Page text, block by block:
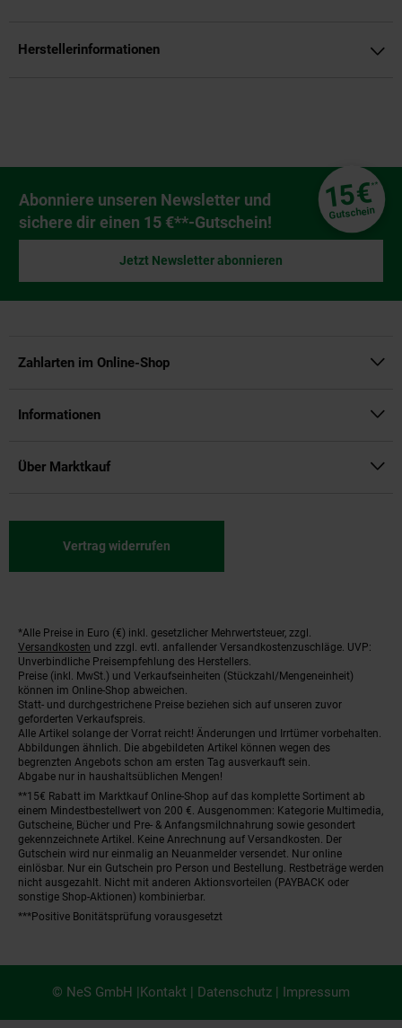
Herstellerinformationen
Newsletter Anmeldung
Abonniere unseren Newsletter und
sichere dir einen 15 €**-Gutschein!
15€**
Gutschein
Jetzt Newsletter abonnieren
Zahlarten im Online-Shop
Informationen
Über Marktkauf
Vertrag widerrufen
Fußnoten
*Alle Preise in Euro (€) inkl. gesetzlicher Mehrwertsteuer, zzgl.
Versandkosten und zzgl. evtl. anfallender Versandkostenzuschläge. UVP:
Unverbindliche Preisempfehlung des Herstellers.
Preise (inkl. MwSt.) und Verkaufseinheiten (Stückzahl/Mengeneinheit)
können im Online-Shop abweichen.
Statt- und durchgestrichene Preise beziehen sich auf unseren zuvor
geforderten Verkaufspreis.
Alle Artikel solange der Vorrat reicht! Änderungen und Irrtümer vorbehalten.
Abbildungen ähnlich. Die abgebildeten Artikel können wegen des
begrenzten Angebots schon am ersten Tag ausverkauft sein.
Abgabe nur in haushaltsüblichen Mengen!
**15€ Rabatt im Marktkauf Online-Shop auf das komplette Sortiment ab
einem Mindestbestellwert von 200 €. Ausgenommen: Kategorie Multimedia,
Gutscheine, Bücher und Pre- & Anfangsmilchnahrung sowie gesondert
gekennzeichnete Artikel. Keine Anrechnung auf Versandkosten. Der
Gutschein wird nur einmalig an Neuanmelder versendet. Nur online
einlösbar. Nur ein Gutschein pro Person und Bestellung. Restbeträge werden
nicht ausgezahlt. Nicht mit anderen Aktionsvorteilen (PAYBACK oder
sonstige Shop-Aktionen) kombinierbar.
***Positive Bonitätsprüfung vorausgesetzt
© NeS GmbH |Kontakt | Datenschutz | Impressum